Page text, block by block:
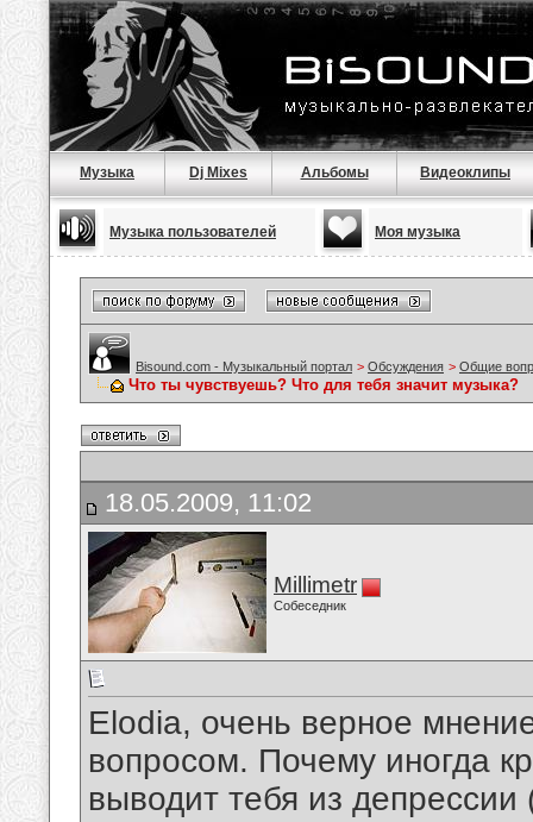
Музыка Dj Mixes Альбомы Видеоклипы
Музыка пользователей Моя музыка
Bisound.com - Музыкальный портал > Обсуждения > Общие
Что ты чувствуешь? Что для тебя значит музыка?
18.05.2009, 11:02
Millimetr
Собеседник
Elodia, очень верное
вопросом. Почему иногда
выводит тебя из